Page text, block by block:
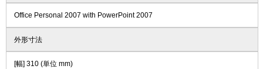
Office Personal 2007 with PowerPoint 2007
外形寸法
[幅] 310 (単位 mm)